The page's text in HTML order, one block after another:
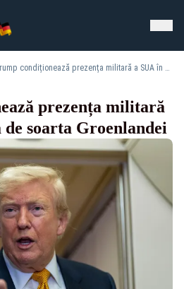
Trump condiționează prezența militară a SUA în Europa de soarta Groenlandei
prezența militară
soarta Groenlandei